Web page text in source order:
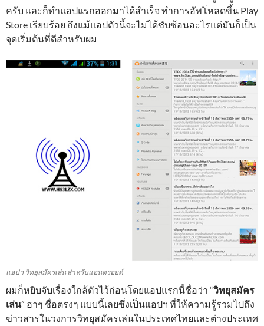
ครับ และก็ทำแอปแรกออกมาได้สำเร็จ ทำการอัพโหลดขึ้น Play
Store เรียบร้อย ถึงแม้แอปตัวนี้จะไม่ได้ซับซ้อนอะไรแต่มันก็เป็น
จุดเริ่มต้นที่ดีสำหรับผม
แอปฯ วิทยุสมัครเล่น สำหรับแอนดรอยด์
ผมก็หยิบจับเรื่องใกล้ตัวไว้ก่อนโดยแอปแรกนี้ชื่อว่า “วิทยุสมัคร
เล่น” ฮาๆ ชื่อตรงๆ แบบนี้เลยซึ่งเป็นแอปฯ ที่ให้ความรู้รวมไปถึง
ข่าวสารในวงการวิทยุสมัครเล่นในประเทศไทยและต่างประเทศ